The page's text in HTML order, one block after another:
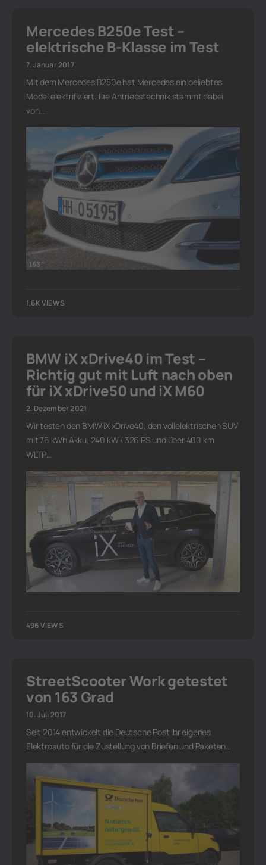
Mercedes B250e Test –
elektrische B-Klasse im Test
7. Januar 2017
Mit dem Mercedes B250e hat Mercedes ein beliebtes
Model elektrifiziert. Die Antriebstechnik stammt dabei
von…
1,6K VIEWS
BMW iX xDrive40 im Test –
Richtig gut mit Luft nach oben
für iX xDrive50 und iX M60
2. Dezember 2021
Wir testen den BMW iX xDrive40, den vollelektrischen SUV
mit 76 kWh Akku, 240 kW / 326 PS und über 400 km
WLTP…
496 VIEWS
StreetScooter Work getestet
von 163 Grad
10. Juli 2017
Seit 2014 entwickelt die Deutsche Post Ihr eigenes
Elektroauto für die Zustellung von Briefen und Paketen…